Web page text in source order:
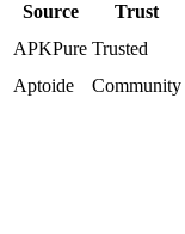
Source Trust
APKPure Trusted
Aptoide
Community